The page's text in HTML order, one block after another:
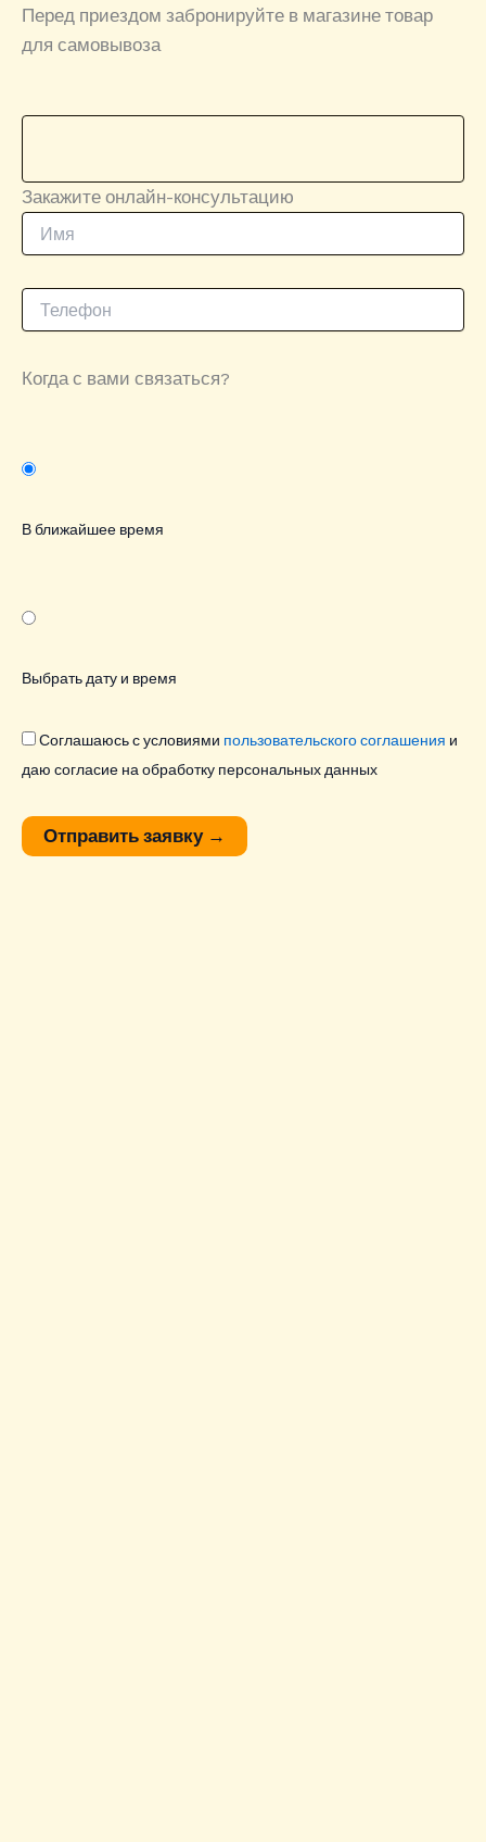
Перед приездом забронируйте в магазине товар
для самовывоза
Закажите онлайн-консультацию
Когда с вами связаться?
В ближайшее время
Выбрать дату и время
Соглашаюсь с условиями пользовательского соглашения и
даю согласие на обработку персональных данных
Отправить заявку →